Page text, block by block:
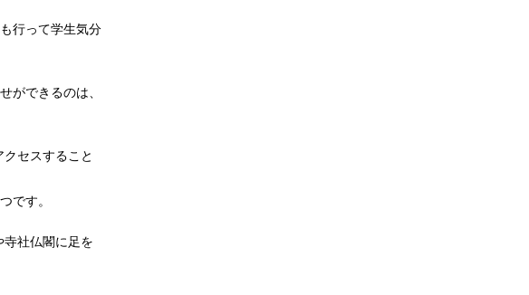
行って学生気分
ができるのは、
セスすること
です。
社仏閣に足を